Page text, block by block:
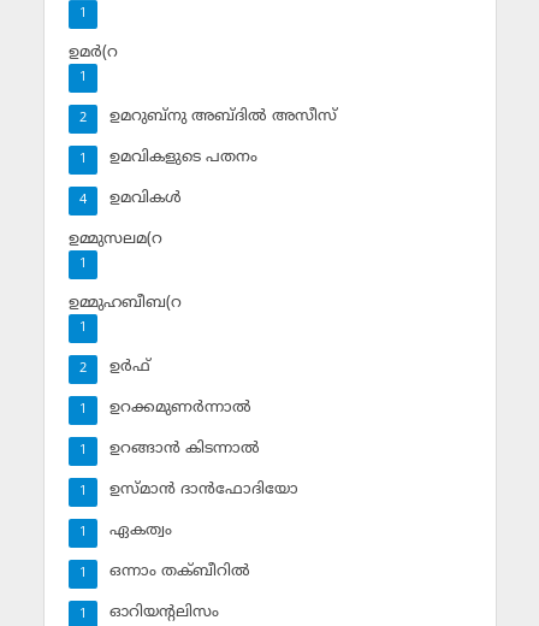
1
ഉമര്‍(റ
1
ഉമറുബ്‌നു അബ്ദില്‍ അസീസ്‌
2
ഉമവികളുടെ പതനം
1
ഉമവികള്‍
4
ഉമ്മുസലമ(റ
1
ഉമ്മുഹബീബ(റ
1
ഉര്‍ഫ്
2
ഉറക്കമുണര്‍ന്നാല്‍
1
ഉറങ്ങാന്‍ കിടന്നാല്‍
1
ഉസ്മാന്‍ ദാന്‍ഫോദിയോ
1
ഏകത്വം
1
ഒന്നാം തക്ബീറില്‍
1
ഓറിയന്റലിസം
1